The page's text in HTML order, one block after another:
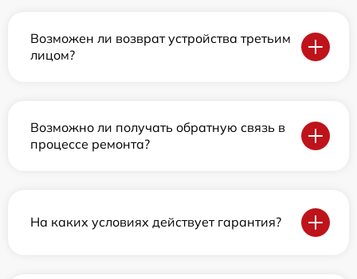
Возможен ли возврат устройства третьим
лицом?
Возможно ли получать обратную связь в
процессе ремонта?
На каких условиях действует гарантия?